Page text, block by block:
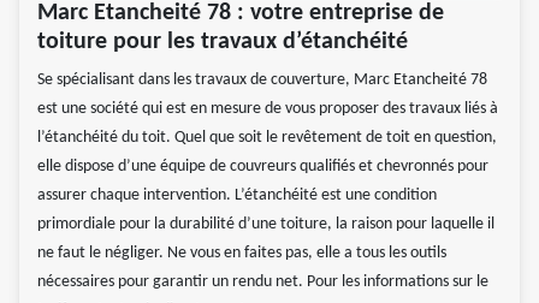
Marc Etancheité 78 : votre entreprise de
toiture pour les travaux d’étanchéité
Se spécialisant dans les travaux de couverture, Marc Etancheité 78
est une société qui est en mesure de vous proposer des travaux liés à
l’étanchéité du toit. Quel que soit le revêtement de toit en question,
elle dispose d’une équipe de couvreurs qualifiés et chevronnés pour
assurer chaque intervention. L’étanchéité est une condition
primordiale pour la durabilité d’une toiture, la raison pour laquelle il
ne faut le négliger. Ne vous en faites pas, elle a tous les outils
nécessaires pour garantir un rendu net. Pour les informations sur le